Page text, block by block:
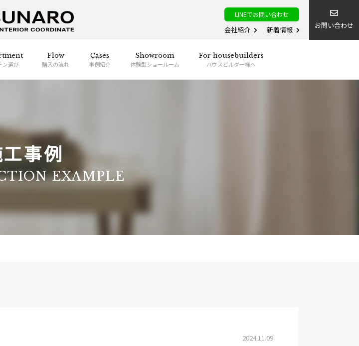
LINEでお問い合わせ
会社紹介 新着情報 お問い合わせ
ン選び
Flow
購入の流れ
Cases
事例紹介
Showroom
体験型ショールーム
For housebuilders
ハウスビルダー様へ
事例
EXAMPLE
2024.11.09